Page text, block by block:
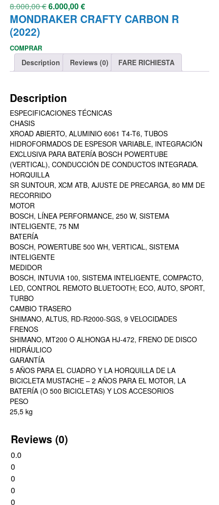
8.000,00€6.000,00€
MONDRAKER CRAFTY CARBON R
(2022)
COMPRAR
Description Reviews (0) FARE RICHIESTA
Description
ESPECIFICACIONES TÉCNICAS
CHASIS
XROAD ABIERTO, ALUMINIO 6061 T4-T6, TUBOS
HIDROFORMADOS DE ESPESOR VARIABLE, INTEGRACIÓN
EXCLUSIVA PARA BATERÍA BOSCH POWERTUBE
(VERTICAL), CONDUCCIÓN DE CONDUCTOS INTEGRADA.
HORQUILLA
SR SUNTOUR, XCM ATB, AJUSTE DE PRECARGA, 80 MM DE
RECORRIDO
MOTOR
BOSCH, LÍNEA PERFORMANCE, 250 W, SISTEMA
INTELIGENTE, 75 NM
BATERÍA
BOSCH, POWERTUBE 500 WH, VERTICAL, SISTEMA
INTELIGENTE
MEDIDOR
BOSCH, INTUVIA 100, SISTEMA INTELIGENTE, COMPACTO,
LED, CONTROL REMOTO BLUETOOTH; ECO, AUTO, SPORT,
TURBO
CAMBIO TRASERO
SHIMANO, ALTUS, RD-R2000-SGS, 9 VELOCIDADES
FRENOS
SHIMANO, MT200 O ALHONGA HJ-472, FRENO DE DISCO
HIDRÁULICO
GARANTÍA
5 AÑOS PARA EL CUADRO Y LA HORQUILLA DE LA
BICICLETA MUSTACHE – 2 AÑOS PARA EL MOTOR, LA
BATERÍA (O 500 BICICLETAS) Y LOS ACCESORIOS
PESO
25,5 kg
Reviews (0)
0.0
0
0
0
0